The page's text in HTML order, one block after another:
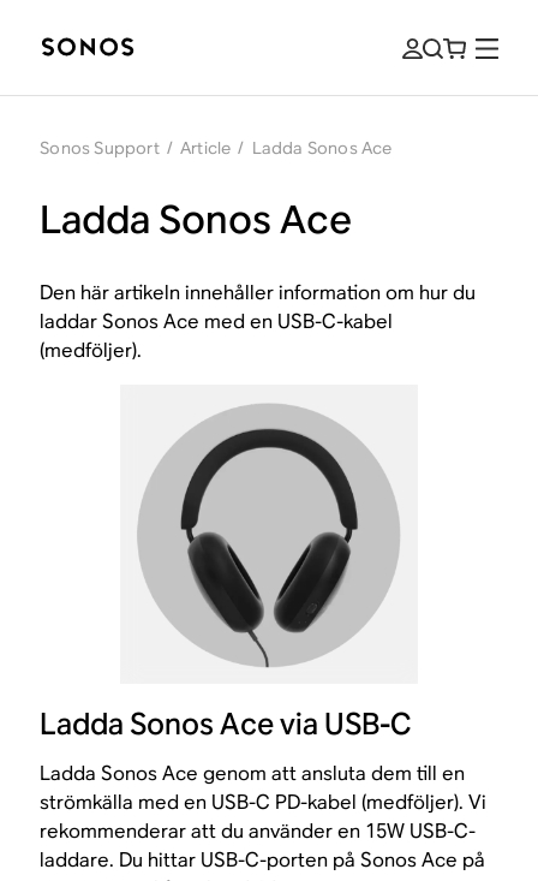
Sonos Support / Article / Ladda Sonos Ace
Ladda Sonos Ace
Den här artikeln innehåller information om hur du
laddar Sonos Ace med en USB-C-kabel
(medföljer).
Ladda Sonos Ace via USB-C
Ladda Sonos Ace genom att ansluta dem till en
strömkälla med en USB-C PD-kabel (medföljer). Vi
rekommenderar att du använder en 15W USB-C-
laddare. Du hittar USB-C-porten på Sonos Ace på